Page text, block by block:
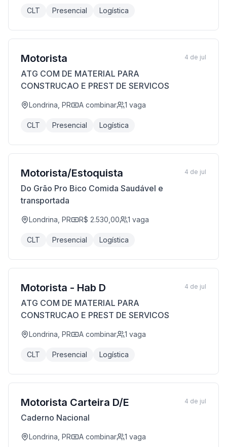
CLT Presencial Logística
Motorista
ATG COM DE MATERIAL PARA
CONSTRUCAO E PREST DE SERVICOS
Londrina, PR A combinar 1 vaga
CLT Presencial Logística
4 de jul
Motorista/Estoquista
Do Grão Pro Bico Comida Saudável e
transportada
Londrina, PR R$ 2.530,00 1 vaga
CLT Presencial Logística
4 de jul
Motorista - Hab D
ATG COM DE MATERIAL PARA
CONSTRUCAO E PREST DE SERVICOS
Londrina, PR A combinar 1 vaga
CLT Presencial Logística
4 de jul
Motorista Carteira D/E
Caderno Nacional
Londrina, PR A combinar 1 vaga
4 de jul